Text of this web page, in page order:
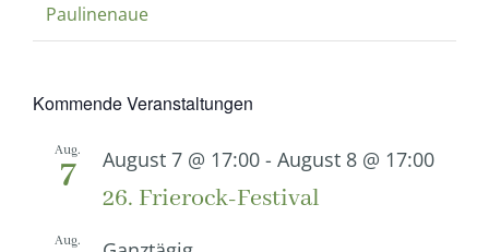
Paulinenaue
Kommende Veranstaltungen
Aug.
7 August 7 @ 17:00 - August 8 @ 17:00
26. Frierock-Festival
Aug.